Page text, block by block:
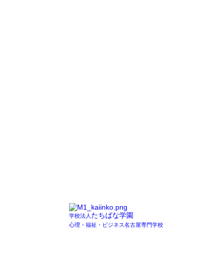
学校法人 たちばな学園
心理・福祉・ビジネス名古屋専門学校